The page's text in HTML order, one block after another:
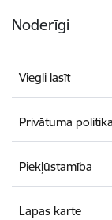
Noderīgi
Viegli lasīt
Privātuma politika
Piekļūstamība
Lapas karte